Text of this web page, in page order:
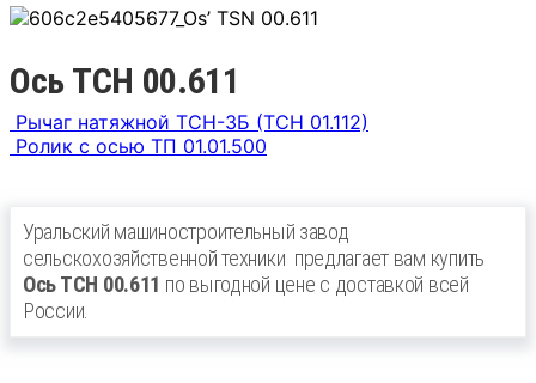
Ось ТСН 00.611
Рычаг натяжной ТСН-3Б (ТСН 01.112)
Ролик с осью ТП 01.01.500
Уральский машиностроительный завод
сельскохозяйственной техники предлагает вам купить
Ось ТСН 00.611 по выгодной цене с доставкой всей
России.